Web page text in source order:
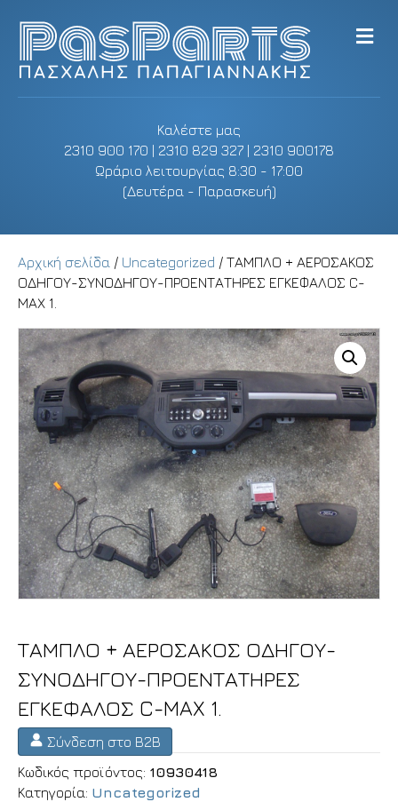
Καλέστε μας
2310 900 170 | 2310 829 327 | 2310 900178
Ωράριο λειτουργίας 8:30 - 17:00
(Δευτέρα - Παρασκευή)
M
e
Αρχική σελίδα / Uncategorized / ΤΑΜΠΛΟ + ΑΕΡΟΣΑΚΟΣ
ΟΔΗΓΟΥ-ΣΥΝΟΔΗΓΟΥ-ΠΡΟΕΝΤΑΤΗΡΕΣ ΕΓΚΕΦΑΛΟΣ C-
MAX 1.
ΤΑΜΠΛΟ + ΑΕΡΟΣΑΚΟΣ ΟΔΗΓΟΥ-
ΣΥΝΟΔΗΓΟΥ-ΠΡΟΕΝΤΑΤΗΡΕΣ
ΕΓΚΕΦΑΛΟΣ C-MAX 1.
Σύνδεση στο B2B
Κωδικός προϊόντος: 10930418
Κατηγορία: Uncategorized